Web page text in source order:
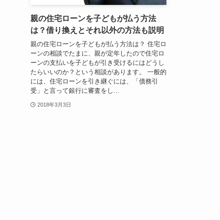
親の住宅ローンを子どもが払う方法
は？借り換えとそれ以外の方法も説明
親の住宅ローンを子どもが払う方法は？ 住宅ロ
ーンの相談でたまに、親が定年したので住宅ロ
ーンの支払いを子どもが引き受けるにはどうし
たらいいのか？という相談があります。 一般的
には、住宅ローンを引き継ぐには、「債務引
受」と言って銀行に審査をし...
2018年3月3日